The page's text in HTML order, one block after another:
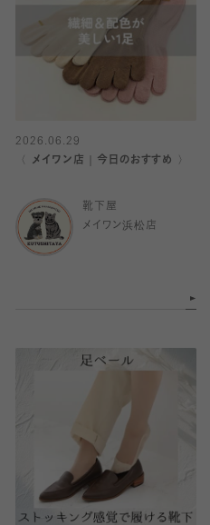
2026.06.29
〈 メイワン店｜今日のおすすめ 〉
靴下屋
メイワン浜松店